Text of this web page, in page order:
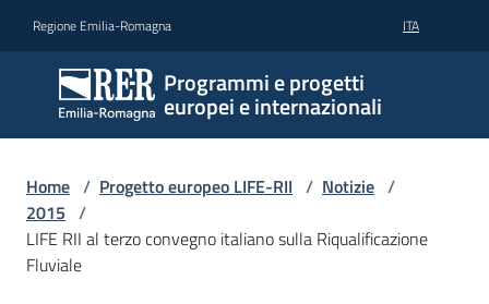
Regione Emilia-Romagna ITA
Programmi e progetti
europei e internazionali
Home / Progetto europeo LIFE-RII / Notizie /
2015 /
LIFE RII al terzo convegno italiano sulla Riqualificazione
Fluviale